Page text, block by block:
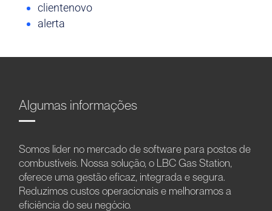
clientenovo
alerta
Algumas informações
Somos líder no mercado de software para postos de
combustíveis. Nossa solução, o LBC Gas Station,
oferece uma gestão eficaz, integrada e segura.
Reduzimos custos operacionais e melhoramos a
eficiência do seu negócio.